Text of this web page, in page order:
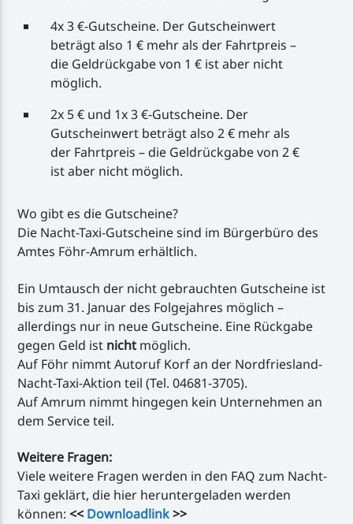
4x 3 €-Gutscheine. Der Gutscheinwert
beträgt also 1 € mehr als der Fahrtpreis –
die Geldrückgabe von 1 € ist aber nicht
möglich.
2x 5 € und 1x 3 €-Gutscheine. Der
Gutscheinwert beträgt also 2 € mehr als
der Fahrtpreis – die Geldrückgabe von 2 €
ist aber nicht möglich.
Wo gibt es die Gutscheine?
Die Nacht-Taxi-Gutscheine sind im Bürgerbüro des
Amtes Föhr-Amrum erhältlich.
Ein Umtausch der nicht gebrauchten Gutscheine ist
bis zum 31. Januar des Folgejahres möglich –
allerdings nur in neue Gutscheine. Eine Rückgabe
gegen Geld ist nicht möglich.
Auf Föhr nimmt Autoruf Korf an der Nordfriesland-
Nacht-Taxi-Aktion teil (Tel. 04681-3705).
Auf Amrum nimmt hingegen kein Unternehmen an
dem Service teil.
Weitere Fragen:
Viele weitere Fragen werden in den FAQ zum Nacht-
Taxi geklärt, die hier heruntergeladen werden
können:<< Downloadlink>>